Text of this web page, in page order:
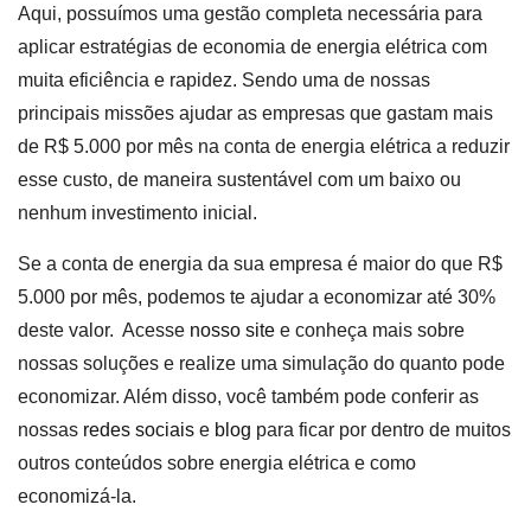
Aqui, possuímos uma gestão completa necessária para
aplicar estratégias de economia de energia elétrica com
muita eficiência e rapidez. Sendo uma de nossas
principais missões ajudar as empresas que gastam mais
de R$ 5.000 por mês na conta de energia elétrica a reduzir
esse custo, de maneira sustentável com um baixo ou
nenhum investimento inicial.
Se a conta de energia da sua empresa é maior do que R$
5.000 por mês, podemos te ajudar a economizar até 30%
deste valor. Acesse nosso site e conheça mais sobre
nossas soluções e realize uma simulação do quanto pode
economizar. Além disso, você também pode conferir as
nossas redes sociais e blog para ficar por dentro de muitos
outros conteúdos sobre energia elétrica e como
economizá-la.